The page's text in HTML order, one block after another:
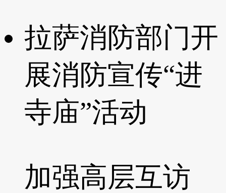
拉萨消防部门开
展消防宣传“进
寺庙”活动
加强高层互访